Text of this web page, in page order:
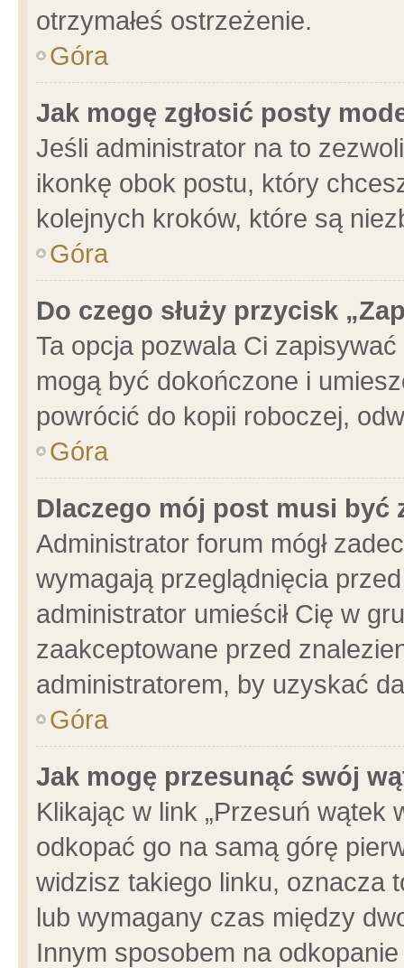
otrzymałeś ostrzeżenie.
Góra
Jak mogę zgłosić posty
Jeśli administrator na to
ikonkę obok postu, który
kolejnych kroków, które są
Góra
Do czego służy przycisk
Ta opcja pozwala Ci
mogą być dokończone i
powrócić do kopii roboczej,
Góra
Dlaczego mój post musi być
Administrator forum mógł
wymagają przeglądnięcia
administrator umieścił Cię w
zaakceptowane przed
administratorem, by uzyskać
Góra
Jak mogę przesunąć swój
Klikając w link „Przesuń wątek
odkopać go na samą górę
widzisz takiego linku, oznacza
lub wymagany czas między
Innym sposobem na